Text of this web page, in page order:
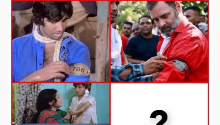
सहायता करने के लिए दिसंबर, जनवरी के आसपास अचानक चीन
लद्दाख पर फिर से उसी तरह की स्थिति बना सकता है जैसी की
डोकलॉम में हुआ था। इस समय राहुल गाँधी के एक एक चाल और
भाषण का ध्यान रखना आवश्यक है, ख़ासकर उन विषयों पर जो वह
राष्ट्रीय सुरक्षा पर बोलते हैं।